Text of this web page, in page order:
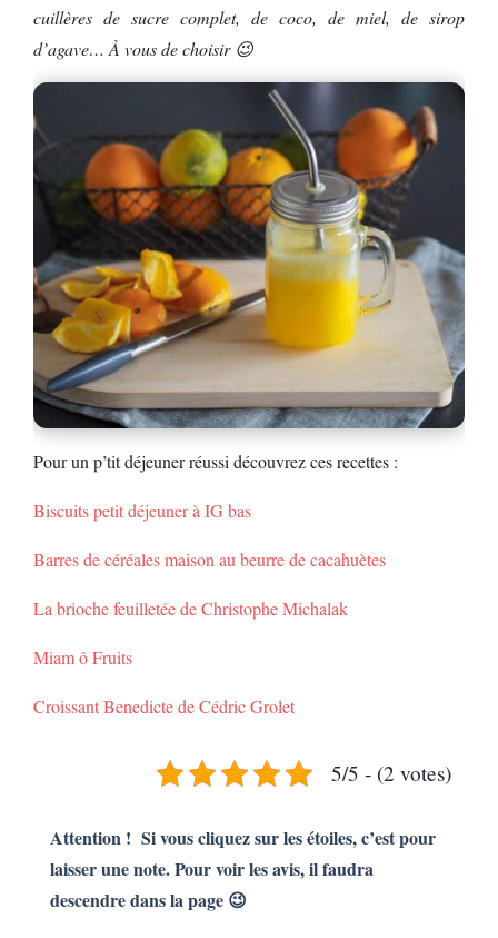
cuillères de sucre complet, de coco, de miel, de sirop
d’agave… À vous de choisir 😉
Pour un p’tit déjeuner réussi découvrez ces recettes :
Biscuits petit déjeuner à IG bas
Barres de céréales maison au beurre de cacahuètes
La brioche feuilletée de Christophe Michalak
Miam ô Fruits
Croissant Benedicte de Cédric Grolet
5/5 - (2 votes)
Attention ! Si vous cliquez sur les étoiles, c’est pour
laisser une note. Pour voir les avis, il faudra
descendre dans la page 😉